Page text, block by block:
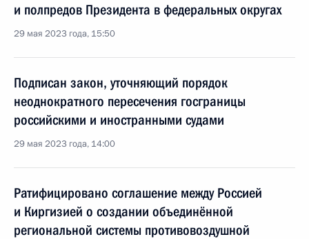
и полпредов Президента в федеральных округах
29 мая 2023 года, 15:50
Подписан закон, уточняющий порядок
неоднократного пересечения госграницы
российскими и иностранными судами
29 мая 2023 года, 14:00
Ратифицировано соглашение между Россией
и Киргизией о создании объединённой
региональной системы противовоздушной